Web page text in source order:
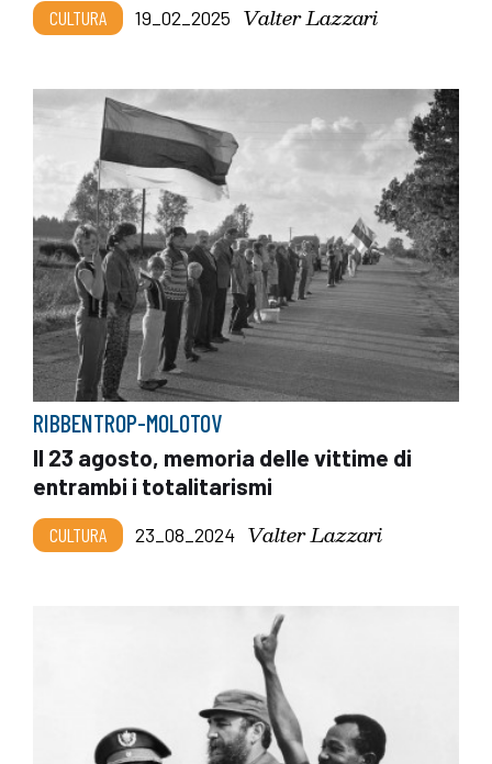
CULTURA 19_02_2025 Valter Lazzari
RIBBENTROP-MOLOTOV
Il 23 agosto, memoria delle vittime di
entrambi i totalitarismi
CULTURA 23_08_2024 Valter Lazzari